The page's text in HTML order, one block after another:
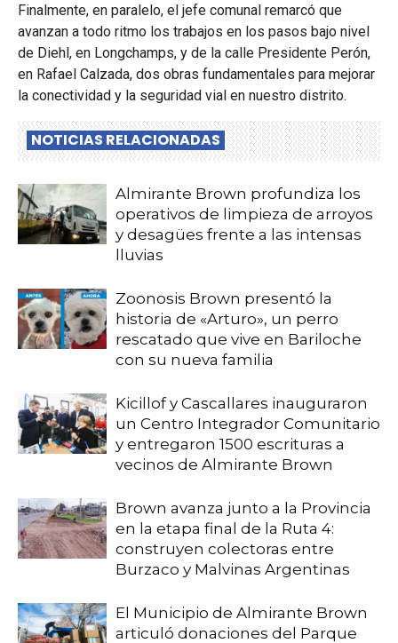
Finalmente, en paralelo, el jefe comunal remarcó que
avanzan a todo ritmo los trabajos en los pasos bajo nivel
de Diehl, en Longchamps, y de la calle Presidente Perón,
en Rafael Calzada, dos obras fundamentales para mejorar
la conectividad y la seguridad vial en nuestro distrito.
NOTICIAS RELACIONADAS
Almirante Brown profundiza los
operativos de limpieza de arroyos
y desagües frente a las intensas
lluvias
Zoonosis Brown presentó la
historia de «Arturo», un perro
rescatado que vive en Bariloche
con su nueva familia
Kicillof y Cascallares inauguraron
un Centro Integrador Comunitario
y entregaron 1500 escrituras a
vecinos de Almirante Brown
Brown avanza junto a la Provincia
en la etapa final de la Ruta 4:
construyen colectoras entre
Burzaco y Malvinas Argentinas
El Municipio de Almirante Brown
articuló donaciones del Parque